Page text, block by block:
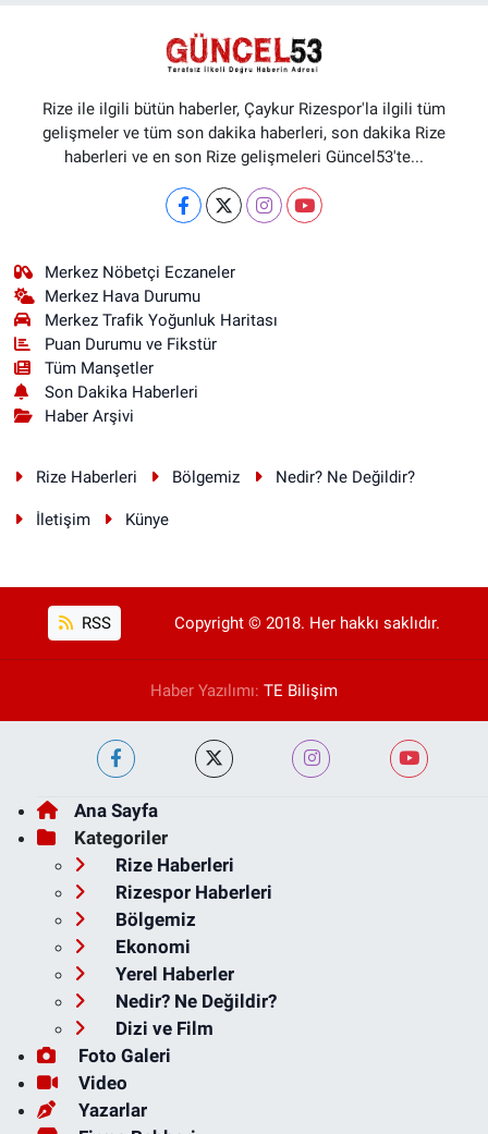
Rize ile ilgili bütün haberler, Çaykur Rizespor'la ilgili tüm
gelişmeler ve tüm son dakika haberleri, son dakika Rize
haberleri ve en son Rize gelişmeleri Güncel53'te...
Merkez Nöbetçi Eczaneler
Merkez Hava Durumu
Merkez Trafik Yoğunluk Haritası
Puan Durumu ve Fikstür
Tüm Manşetler
Son Dakika Haberleri
Haber Arşivi
Rize Haberleri Bölgemiz Nedir? Ne Değildir?
İletişim Künye
RSS Copyright © 2018. Her hakkı saklıdır.
Haber Yazılımı: TE Bilişim
Ana Sayfa
Kategoriler
Rize Haberleri
Rizespor Haberleri
Bölgemiz
Ekonomi
Yerel Haberler
Nedir? Ne Değildir?
Dizi ve Film
Foto Galeri
Video
Yazarlar